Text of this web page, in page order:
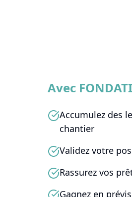
Avec
Accumulez des
chantier
Validez votre
Rassurez vos
Gagnez en